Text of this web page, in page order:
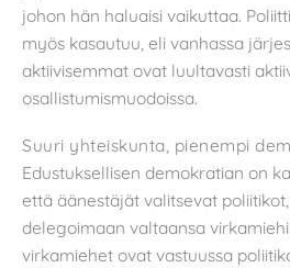
johon hän haluaisi vaikuttaa.
myös kasautuu, eli vanhassa
aktiivisemmat ovat luultavasti
osallistumismuodoissa.
Suuri yhteiskunta, pienempi
Edustuksellisen demokratian on
että äänestäjät valitsevat
delegoimaan valtaansa
virkamiehet ovat vastuussa